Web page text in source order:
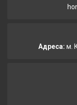
Адреса: м.